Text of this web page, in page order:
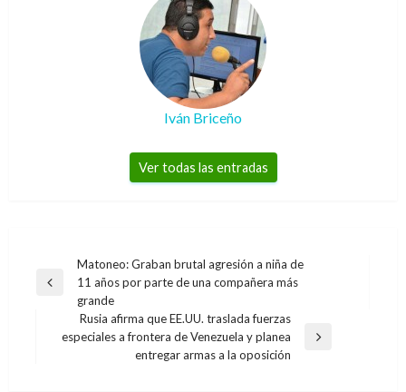
Iván Briceño
Ver todas las entradas
Navegación
de
entradas
Entrada
Matoneo: Graban brutal agresión a niña de
11 años por parte de una compañera más
grande
Entrada
Rusia afirma que EE.UU. traslada fuerzas
especiales a frontera de Venezuela y planea
entregar armas a la oposición